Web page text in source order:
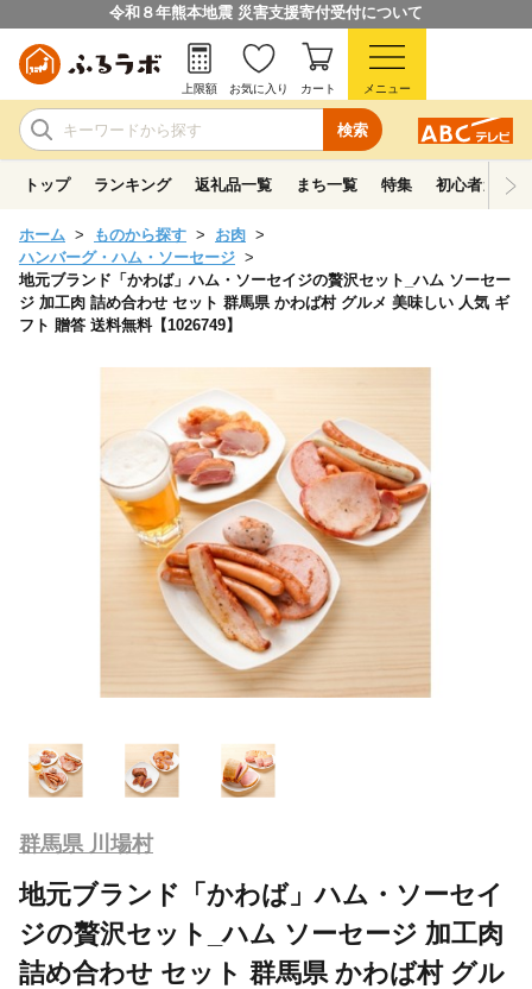
令和８年熊本地震 災害支援寄付受付について
検索
上限額 お気に入り カート メニュー
トップ ランキング 返礼品一覧 まち一覧 特集 初心者ガイド
ホーム ものから探す
お肉
ハンバーグ・ハム・ソーセージ
地元ブランド「かわば」ハム・ソーセイジの贅沢セット_ハム ソーセー
ジ 加工肉 詰め合わせ セット 群馬県 かわば村 グルメ 美味しい 人気 ギ
フト 贈答 送料無料【1026749】
群馬県 川場村
地元ブランド「かわば」ハム・ソーセイ
ジの贅沢セット_ハム ソーセージ 加工肉
詰め合わせ セット 群馬県 かわば村 グル